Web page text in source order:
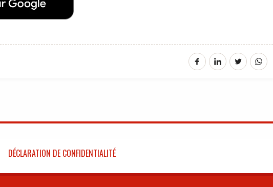
DÉCLARATION DE CONFIDENTIALITÉ